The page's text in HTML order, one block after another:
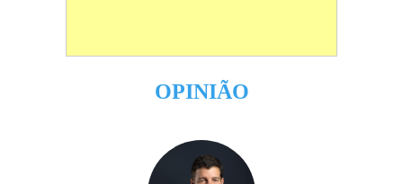
OPINIÃO